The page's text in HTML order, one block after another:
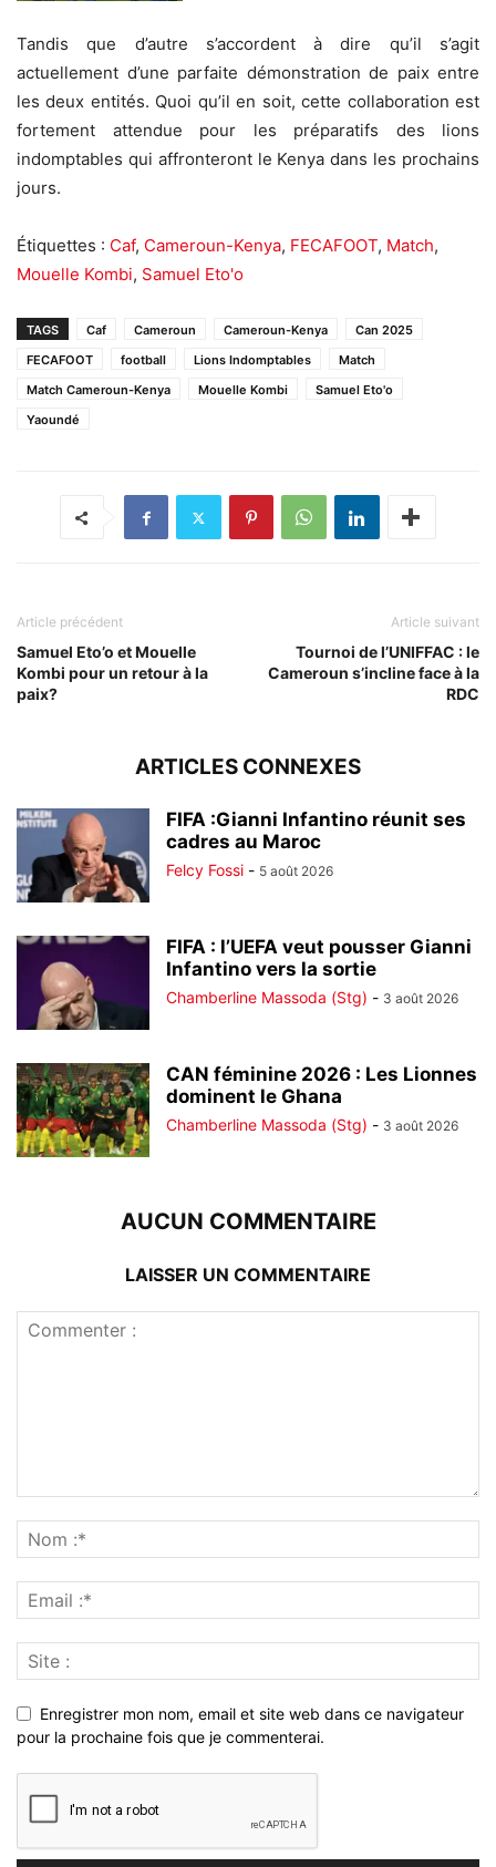
Tandis que d’autre s’accordent à dire qu’il s’agit
actuellement d’une parfaite démonstration de paix entre
les deux entités. Quoi qu’il en soit, cette collaboration est
fortement attendue pour les préparatifs des lions
indomptables qui affronteront le Kenya dans les prochains
jours.
Étiquettes : Caf, Cameroun-Kenya, FECAFOOT, Match,
Mouelle Kombi, Samuel Eto'o
TAGS Caf Cameroun Cameroun-Kenya
Can 2025
FECAFOOT
football Lions Indomptables
Match
Match Cameroun-Kenya
Mouelle Kombi
Samuel Eto'o
Yaoundé
Article précédent
Samuel Eto’o et Mouelle
Kombi pour un retour à la
paix?
Article suivant
Tournoi de l’UNIFFAC : le
Cameroun s’incline face à la
RDC
ARTICLES CONNEXES
FIFA :Gianni Infantino réunit ses
cadres au Maroc
Felcy Fossi - 5 août 2026
FIFA : l’UEFA veut pousser Gianni
Infantino vers la sortie
Chamberline Massoda (Stg) - 3 août 2026
CAN féminine 2026 : Les Lionnes
dominent le Ghana
Chamberline Massoda (Stg) - 3 août 2026
AUCUN COMMENTAIRE
LAISSER UN COMMENTAIRE
Enregistrer mon nom, email et site web dans ce navigateur
pour la prochaine fois que je commenterai.